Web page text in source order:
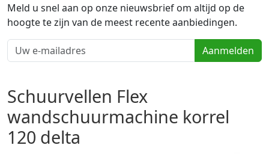
Meld u snel aan op onze nieuwsbrief om altijd op de
hoogte te zijn van de meest recente aanbiedingen.
Aanmelden
Schuurvellen Flex
wandschuurmachine korrel
120 delta